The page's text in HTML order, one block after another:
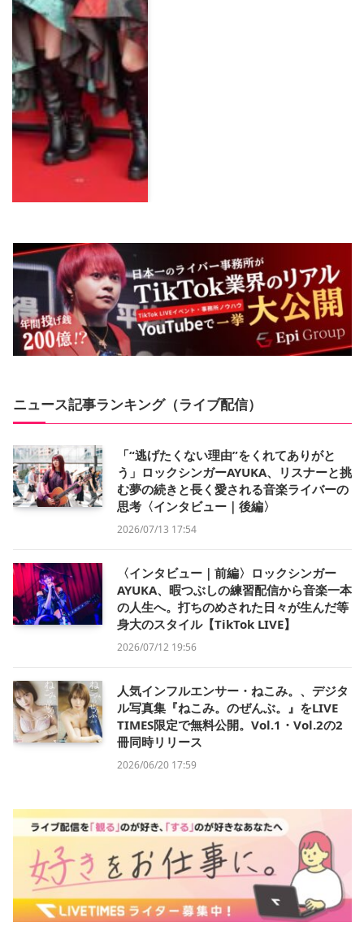
ニュース記事ランキング（ライブ配信）
「“逃げたくない理由”をくれてありがと
う」ロックシンガーAYUKA、リスナーと挑
む夢の続きと長く愛される音楽ライバーの
思考〈インタビュー｜後編〉
2026/07/13 17:54
〈インタビュー｜前編〉ロックシンガー
AYUKA、暇つぶしの練習配信から音楽一本
の人生へ。打ちのめされた日々が生んだ等
身大のスタイル【TikTok LIVE】
2026/07/12 19:56
人気インフルエンサー・ねこみ。、デジタ
ル写真集『ねこみ。のぜんぶ。』をLIVE
TIMES限定で無料公開。Vol.1・Vol.2の2
冊同時リリース
2026/06/20 17:59